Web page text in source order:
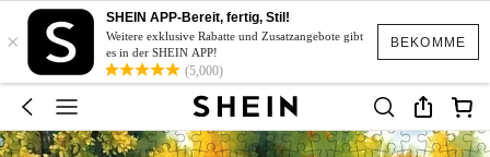
BEKOMME
×
SHEIN APP-Bereit, fertig, Stil!
Weitere exklusive Rabatte und Zusatzangebote gibt
es in der SHEIN APP!
(5,000)